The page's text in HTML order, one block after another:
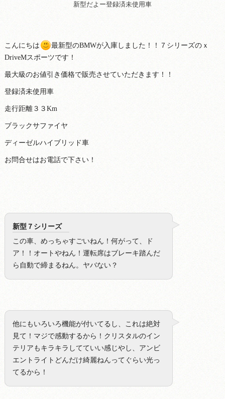
新型だよー登録済未使用車
こんにちは
最新型のBMWが入庫しました！！７シリーズのｘ
DriveMスポーツです！
最大級のお値引き価格で販売させていただきます！！
登録済未使用車
走行距離３３Km
ブラックサファイヤ
ディーゼルハイブリッド車
お問合せはお電話で下さい！
新型７シリーズ
この車、めっちゃすごいねん！何がって、ド
ア！！オートやねん！運転席はブレーキ踏んだ
ら自動で締まるねん。ヤバない？
他にもいろいろ機能が付いてるし、これは絶対
見て！マジで感動するから！クリスタルのイン
テリアもキラキラしてていい感じやし、アンビ
エントライトどんだけ綺麗ねんってぐらい光っ
てるから！